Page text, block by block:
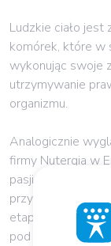
Ludzkie ciało
komórek, które w
wykonując swoje
utrzymywanie
organizmu.
Analogicznie
firmy Nutergia w
pasji. Każdy
przyczynia się do
etap naszej
pod czujnym